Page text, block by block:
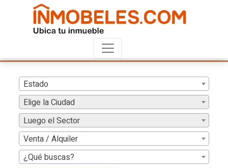
Estado
Elige la Ciudad
Luego el Sector
Venta / Alquiler
¿Qué buscas?